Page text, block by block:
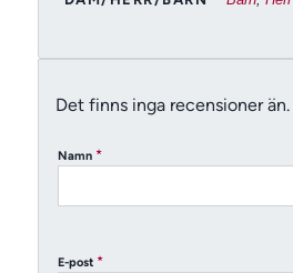
Det finns inga recensioner än.
Namn *
E-post *